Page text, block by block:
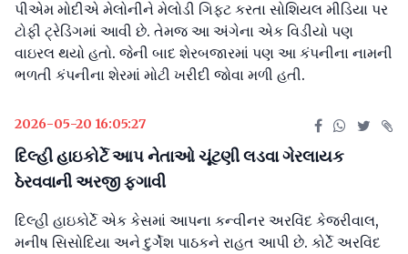
પીએમ મોદીએ મેલોનીને મેલોડી ગિફ્ટ કરતા સોશિયલ મીડિયા પર
ટોફી ટ્રેડિંગમાં આવી છે. તેમજ આ અંગેના એક વિડીયો પણ
વાઇરલ થયો હતો. જેની બાદ શેરબજારમાં પણ આ કંપનીના નામની
ભળતી કંપનીના શેરમાં મોટી ખરીદી જોવા મળી હતી.
2026-05-20 16:05:27
દિલ્હી હાઇકોર્ટે આપ નેતાઓ ચૂંટણી લડવા ગેરલાયક
ઠેરવવાની અરજી ફગાવી
દિલ્હી હાઇકોર્ટે એક કેસમાં આપના કન્વીનર અરવિંદ કેજરીવાલ,
મનીષ સિસોદિયા અને દુર્ગેશ પાઠકને રાહત આપી છે. કોર્ટે અરવિંદ